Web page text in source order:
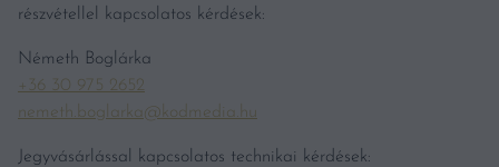
részvétellel kapcsolatos kérdések:
Németh Boglárka
+36 30 975 2652
nemeth.boglarka@kodmedia.hu
Jegyvásárlással kapcsolatos technikai kérdések: